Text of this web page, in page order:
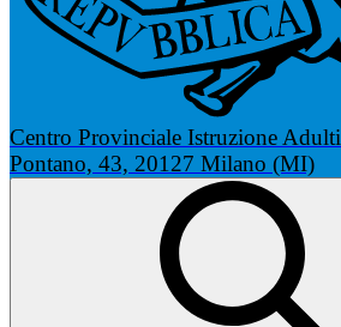
Centro Provinciale Istruzione Adulti
Pontano, 43, 20127 Milano (MI)